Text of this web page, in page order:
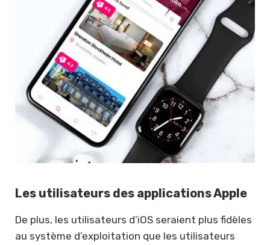
Les utilisateurs des applications Apple
De plus, les utilisateurs d’iOS seraient plus fidèles
au système d’exploitation que les utilisateurs